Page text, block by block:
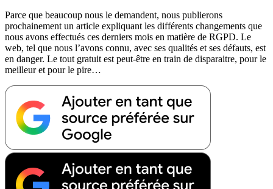
Parce que beaucoup nous le demandent, nous publierons
prochainement un article expliquant les différents changements que
nous avons effectués ces derniers mois en matière de RGPD. Le
web, tel que nous l’avons connu, avec ses qualités et ses défauts, est
en danger. Le tout gratuit est peut-être en train de disparaitre, pour le
meilleur et pour le pire…